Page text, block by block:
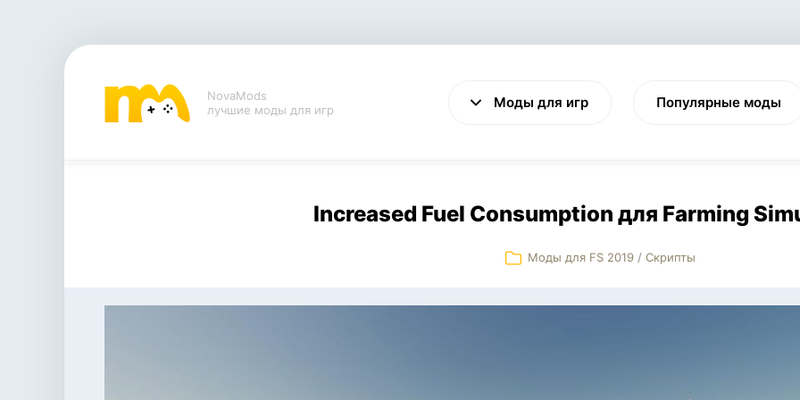
NovaMods
лучшие моды для игр
Моды для игр
VALHEIM CYBERPUNK 2077
Популярные моды
Increased Fuel Consumption для Farming
Моды для FS 2019/ Скрипты